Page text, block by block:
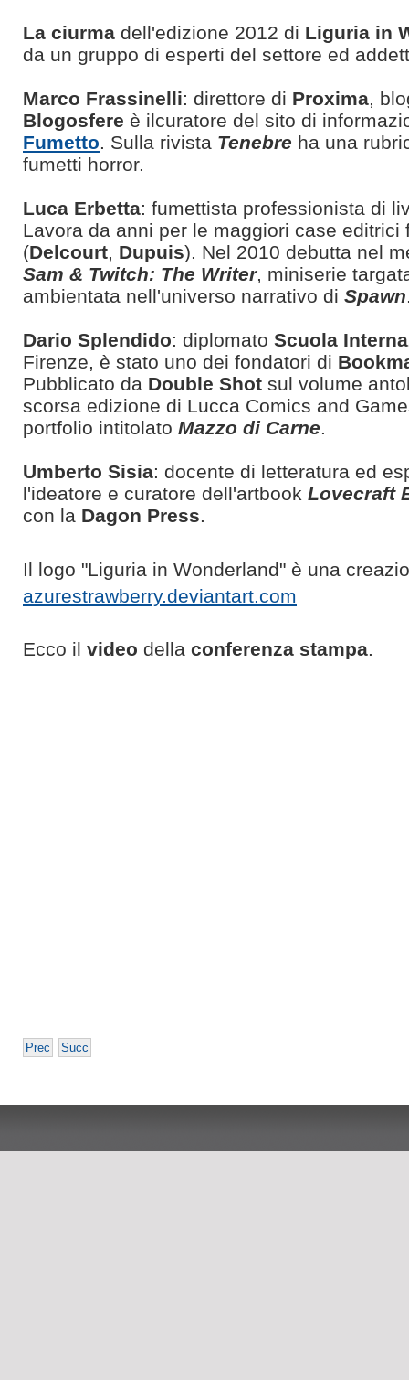
La ciurma dell'edizione 2012 di Liguria in
da un gruppo di esperti del settore ed
Marco Frassinelli: direttore di Proxima,
Blogosfere è ilcuratore del sito di
Fumetto. Sulla rivista Tenebre ha una
fumetti horror.
Luca Erbetta: fumettista professionista di
Lavora da anni per le maggiori case editrici
(Delcourt, Dupuis). Nel 2010 debutta nel
Sam & Twitch: The Writer, miniserie
ambientata nell'universo narrativo di Spawn
Dario Splendido: diplomato Scuola
Firenze, è stato uno dei fondatori di
Pubblicato da Double Shot sul volume
scorsa edizione di Lucca Comics and
portfolio intitolato Mazzo di Carne.
Umberto Sisia: docente di letteratura ed
l'ideatore e curatore dell'artbook Lovecraft
con la Dagon Press.
Il logo "Liguria in Wonderland" è una
azurestrawberry.deviantart.com
Ecco il video della conferenza stampa.
Prec Succ